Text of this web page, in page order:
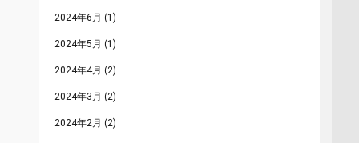
2024年6月 (1)
2024年5月 (1)
2024年4月 (2)
2024年3月 (2)
2024年2月 (2)